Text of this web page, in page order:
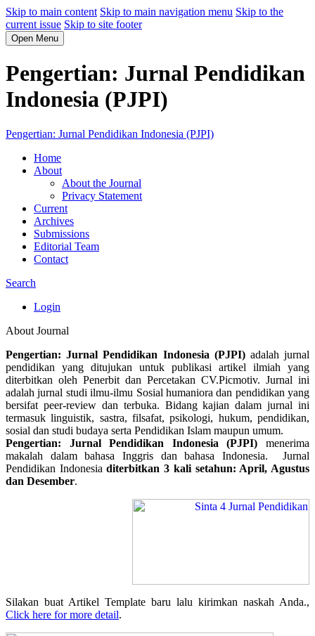
Skip to main content Skip to main navigation menu Skip to the
current issue Skip to site footer
Open Menu
Pengertian: Jurnal Pendidikan
Indonesia (PJPI)
Pengertian: Jurnal Pendidikan Indonesia (PJPI)
Home
About
About the Journal
Privacy Statement
Current
Archives
Submissions
Editorial Team
Contact
Search
Login
About Journal
Pengertian: Jurnal Pendidikan Indonesia (PJPI)adalah jurnal
pendidikan yang ditujukan untuk publikasi artikel ilmiah yang
diterbitkan oleh Penerbit dan Percetakan CV.Picmotiv. Jurnal ini
adalah jurnal studi ilmu-ilmu Sosial humaniora dan pendidikan yang
bersifat peer-review dan terbuka. Bidang kajian dalam jurnal ini
termasuk linguistik, sastra, filsafat, psikologi, hukum, pendidikan,
sosial dan studi budaya serta Pendidikan Islam maupun umum.
Pengertian: Jurnal Pendidikan Indonesia (PJPI) menerima
makalah dalam bahasa Inggris dan bahasa Indonesia. Jurnal
Pendidikan Indonesiaditerbitkan 3 kali setahun: April, Agustus
dan Desember.
Silakan buat Artikel Template baru lalu kirimkan naskah Anda.,
Click here for more detail.